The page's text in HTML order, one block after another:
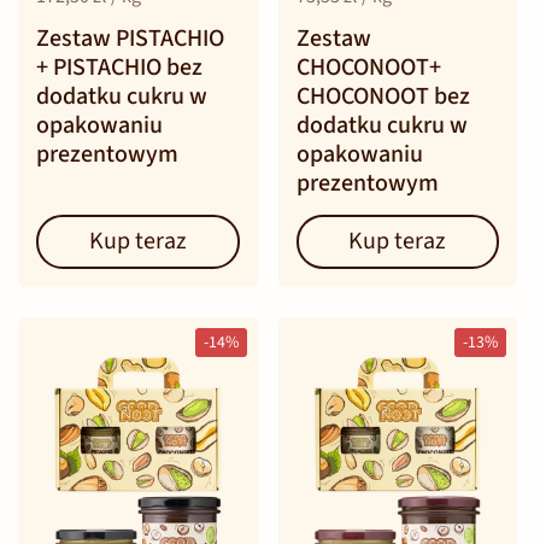
Zestaw PISTACHIO
+ PISTACHIO bez
dodatku cukru w
opakowaniu
prezentowym
Kup teraz
Zestaw
CHOCONOOT+
CHOCONOOT bez
dodatku cukru w
opakowaniu
prezentowym
Kup teraz
-14% -13%